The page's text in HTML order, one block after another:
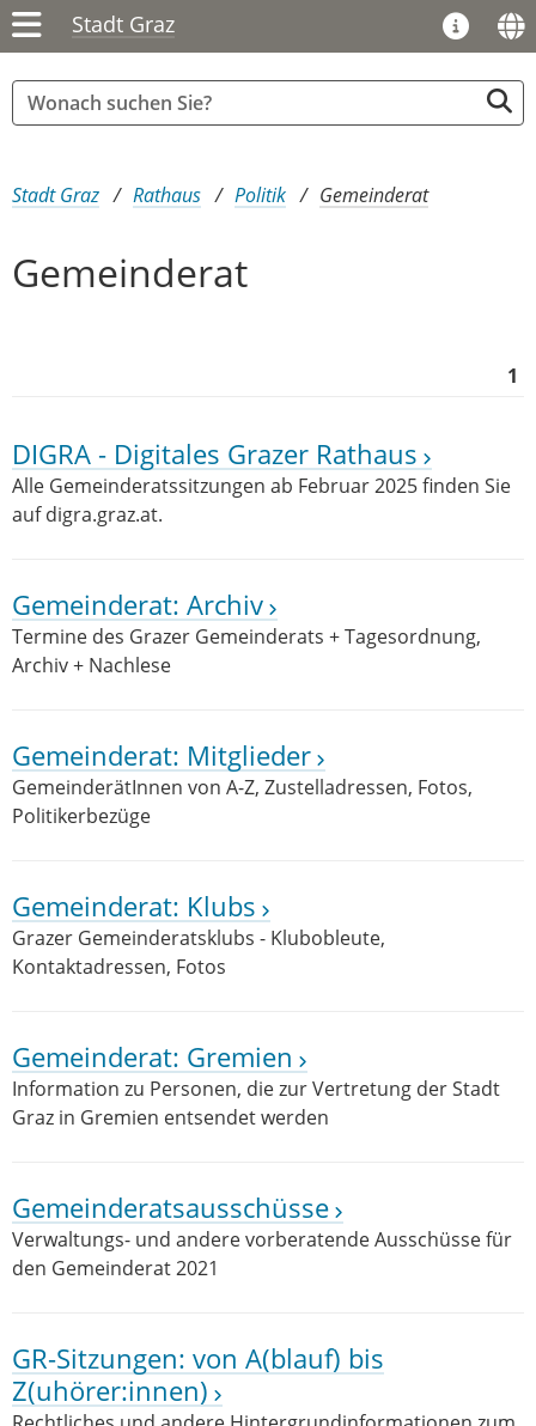
Stadt Graz
Sie sind hier:
Stadt Graz Rathaus Politik Gemeinderat
Gemeinderat
1
DIGRA - Digitales Grazer Rathaus
Alle Gemeinderatssitzungen ab Februar 2025 finden Sie
auf digra.graz.at.
Gemeinderat: Archiv
Termine des Grazer Gemeinderats + Tagesordnung,
Archiv + Nachlese
Gemeinderat: Mitglieder
GemeinderätInnen von A-Z, Zustelladressen, Fotos,
Politikerbezüge
Gemeinderat: Klubs
Grazer Gemeinderatsklubs - Klubobleute,
Kontaktadressen, Fotos
Gemeinderat: Gremien
Information zu Personen, die zur Vertretung der Stadt
Graz in Gremien entsendet werden
Gemeinderatsausschüsse
Verwaltungs- und andere vorberatende Ausschüsse für
den Gemeinderat 2021
GR-Sitzungen: von A(blauf) bis
Z(uhörer:innen)